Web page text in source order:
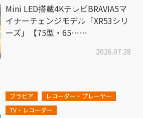
Mini LED搭載4KテレビBRAVIA5マ
イナーチェンジモデル「XR53シリ
ーズ」【75型・65……
2026.07.28
ブラビア
レコーダー・プレーヤー
TV・レコーダー